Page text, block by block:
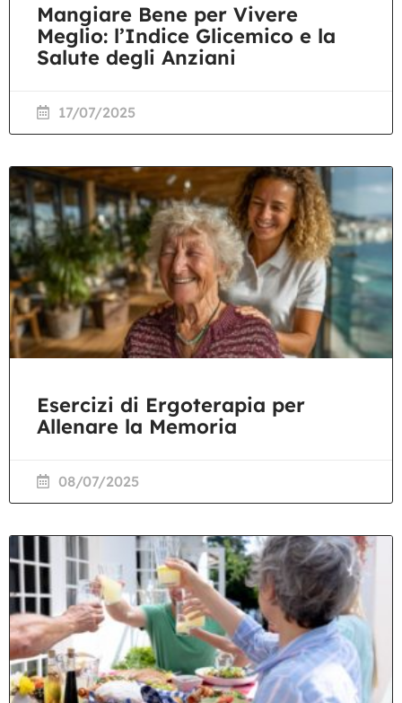
Mangiare Bene per Vivere
Meglio: l’Indice Glicemico e la
Salute degli Anziani
17/07/2025
Esercizi di Ergoterapia per
Allenare la Memoria
08/07/2025